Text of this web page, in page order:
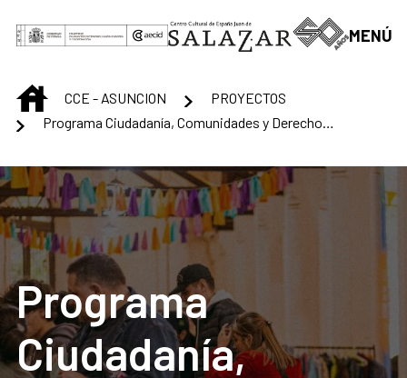
Saltar al contenido principal
MENÚ
INICIOCCE - ASUNCION
PROYECTOS
Programa
Ciudadanía,